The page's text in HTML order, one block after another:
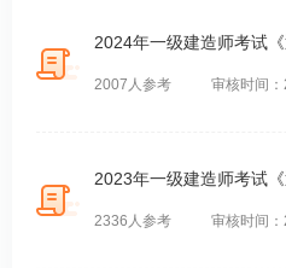
2024年一级建造师考试
2007人参考 审核时间
2023年一级建造师考试
2336人参考 审核时间